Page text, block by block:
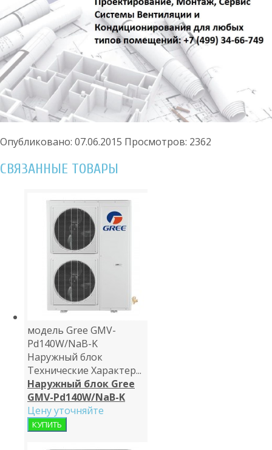
Опубликовано: 07.06.2015 Просмотров: 2362
СВЯЗАННЫЕ ТОВАРЫ
модель Gree GMV-
Pd140W/NaB-K
Наружный блок
Технические Характер...
Наружный блок Gree
GMV-Pd140W/NaB-K
Цену уточняйте